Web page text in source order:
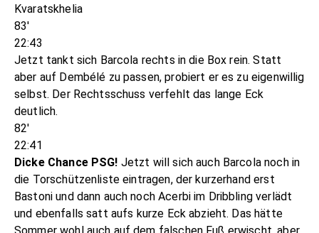
Kvaratskhelia
83'
22:43
Jetzt tankt sich Barcola rechts in die Box rein. Statt
aber auf Dembélé zu passen, probiert er es zu eigenwillig
selbst. Der Rechtsschuss verfehlt das lange Eck
deutlich.
82'
22:41
Dicke Chance PSG! Jetzt will sich auch Barcola noch in
die Torschützenliste eintragen, der kurzerhand erst
Bastoni und dann auch noch Acerbi im Dribbling verlädt
und ebenfalls satt aufs kurze Eck abzieht. Das hätte